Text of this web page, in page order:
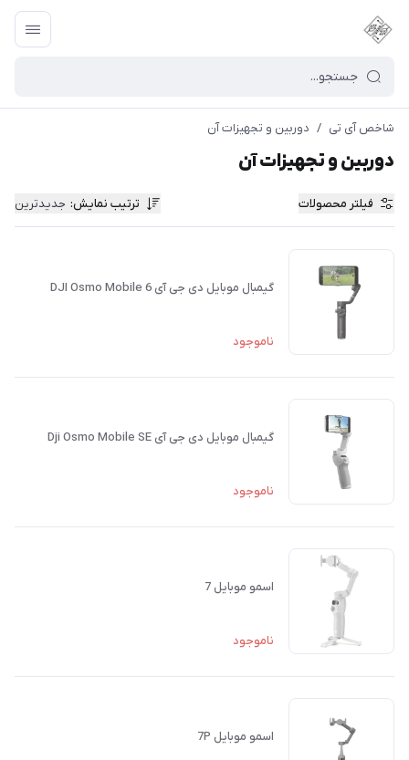
شاخص آی تی / دوربین و تجهیزات آن
دوربین و تجهیزات آن
فیلتر محصولات ترتیب نمایش: جدیدترین
گیمبال موبایل دی جی آی DJI Osmo Mobile 6
ناموجود
گیمبال موبایل دی جی آی Dji Osmo Mobile SE
ناموجود
اسمو موبایل 7
ناموجود
اسمو موبایل 7P